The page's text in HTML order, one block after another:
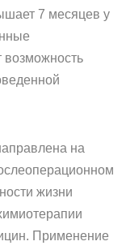
7 месяцев у
возможность
на
жизни
Применение